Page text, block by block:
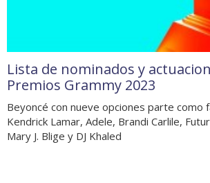
Lista de nominados y
Premios Grammy 2023
Beyoncé con nueve opciones parte como
Kendrick Lamar, Adele, Brandi Carlile,
Mary J. Blige y DJ Khaled